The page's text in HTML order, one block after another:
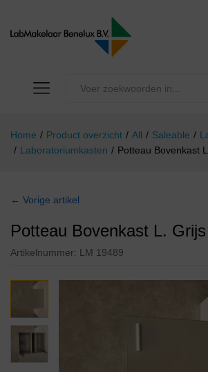
Home / Product overzicht / All / Saleable /
/ Laboratoriumkasten / Potteau Bovenkast
← Vorige artikel
Potteau Bovenkast L.
Artikelnummer: LM 19489